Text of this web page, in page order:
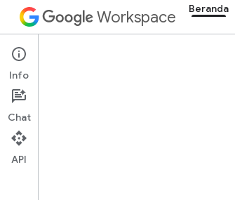
Workspace Beranda
Beranda
Ringkasan
Info
Chat
API